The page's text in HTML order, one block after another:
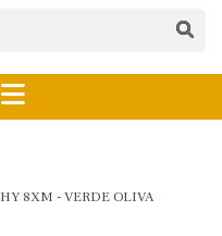
8XM - VERDE OLIVA